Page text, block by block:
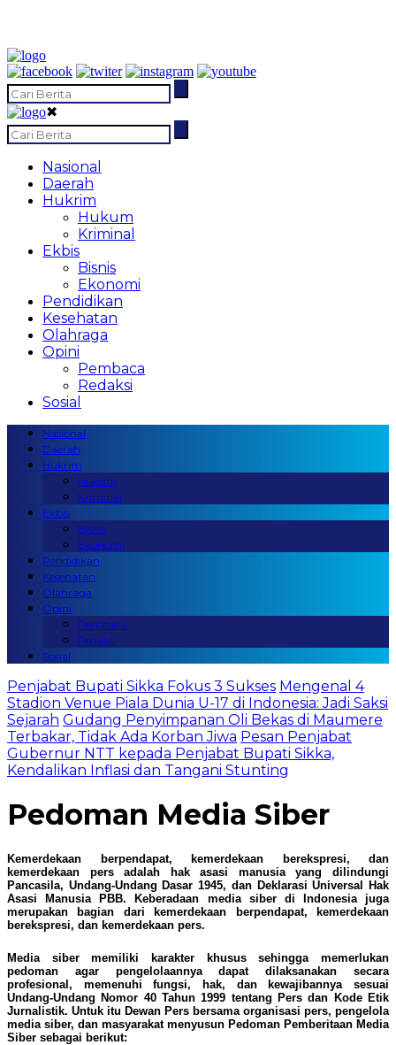
✖
Nasional
Daerah
Hukrim
Hukum
Kriminal
Ekbis
Bisnis
Ekonomi
Pendidikan
Kesehatan
Olahraga
Opini
Pembaca
Redaksi
Sosial
Nasional
Daerah
Hukrim
Hukum
Kriminal
Ekbis
Bisnis
Ekonomi
Pendidikan
Kesehatan
Olahraga
Opini
Pembaca
Redaksi
Sosial
Penjabat Bupati Sikka Fokus 3 Sukses Mengenal 4
Stadion Venue Piala Dunia U-17 di Indonesia: Jadi Saksi
Sejarah Gudang Penyimpanan Oli Bekas di Maumere
Terbakar, Tidak Ada Korban Jiwa Pesan Penjabat
Gubernur NTT kepada Penjabat Bupati Sikka,
Kendalikan Inflasi dan Tangani Stunting
Pedoman Media Siber
Kemerdekaan berpendapat, kemerdekaan berekspresi, dan
kemerdekaan pers adalah hak asasi manusia yang dilindungi
Pancasila, Undang-Undang Dasar 1945, dan Deklarasi Universal Hak
Asasi Manusia PBB. Keberadaan media siber di Indonesia juga
merupakan bagian dari kemerdekaan berpendapat, kemerdekaan
berekspresi, dan kemerdekaan pers.
Media siber memiliki karakter khusus sehingga memerlukan
pedoman agar pengelolaannya dapat dilaksanakan secara
profesional, memenuhi fungsi, hak, dan kewajibannya sesuai
Undang-Undang Nomor 40 Tahun 1999 tentang Pers dan Kode Etik
Jurnalistik. Untuk itu Dewan Pers bersama organisasi pers, pengelola
media siber, dan masyarakat menyusun Pedoman Pemberitaan Media
Siber sebagai berikut: